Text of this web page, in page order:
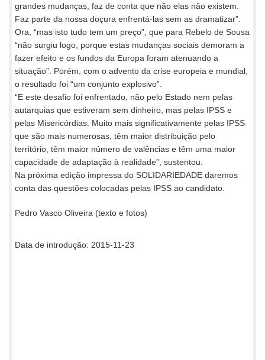
grandes mudanças, faz de conta que não elas não existem.
Faz parte da nossa doçura enfrentá-las sem as dramatizar”.
Ora, “mas isto tudo tem um preço”, que para Rebelo de Sousa
“não surgiu logo, porque estas mudanças sociais demoram a
fazer efeito e os fundos da Europa foram atenuando a
situação”. Porém, com o advento da crise europeia e mundial,
o resultado foi “um conjunto explosivo”.
“E este desafio foi enfrentado, não pelo Estado nem pelas
autarquias que estiveram sem dinheiro, mas pelas IPSS e
pelas Misericórdias. Muito mais significativamente pelas IPSS
que são mais numerosas, têm maior distribuição pelo
território, têm maior número de valências e têm uma maior
capacidade de adaptação à realidade”, sustentou.
Na próxima edição impressa do SOLIDARIEDADE daremos
conta das questões colocadas pelas IPSS ao candidato.
Pedro Vasco Oliveira (texto e fotos)
Data de introdução: 2015-11-23